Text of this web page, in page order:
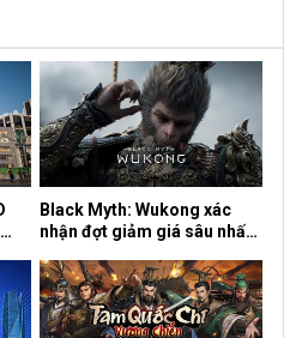
Black Myth: Wukong xác
nhận đợt giảm giá sâu nhất
trên mọi nền tảng